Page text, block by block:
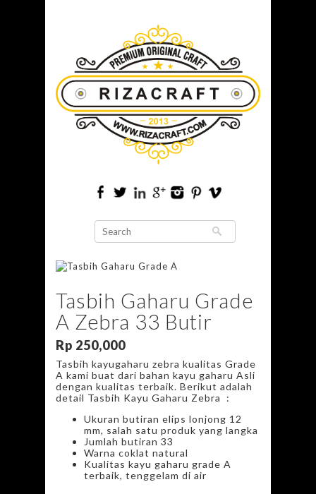
Tasbih Gaharu Grade
A Zebra 33 Butir
Rp 250,000
Tasbih kayugaharu zebra kualitas Grade
A kami buat dari bahan kayu gaharu Asli
dengan kualitas terbaik. Berikut adalah
detail Tasbih Kayu Gaharu Zebra :
Ukuran butiran elips lonjong 12
mm, salah satu produk yang langka
Jumlah butiran 33
Warna coklat natural
Kualitas kayu gaharu grade A
terbaik, tenggelam di air